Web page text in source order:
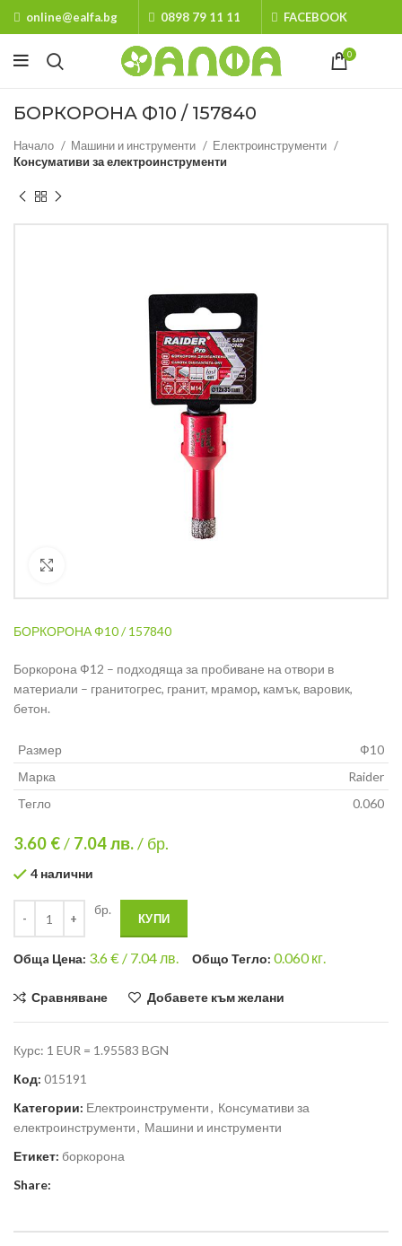
online@ealfa.bg 0898 79 11 11 FACEBOOK
0
БОРКОРОНА Ф10 / 157840
Начало Машини и инструменти
Електроинструменти
Консумативи за електроинструменти
БОРКОРОНА Ф10 / 157840
Боркорона Ф12 – подходящa за пробиване на отвори в
материали – гранитогрес, гранит, мрамор, камък, варовик,
бетон.
Размер
Ф10
Марка
Raider
Тегло
0.060
3.60 €/ 7.04лв./ бр.
4 налични
бр.
КУПИ
Общa Цена: 3.6€ / 7.04 лв. Общо Тегло: 0.060кг.
Сравняване Добавете към желани
Курс: 1 EUR = 1.95583 BGN
Код: 015191
Категории: Електроинструменти, Консумативи за
електроинструменти, Машини и инструменти
Етикет: боркорона
Share: